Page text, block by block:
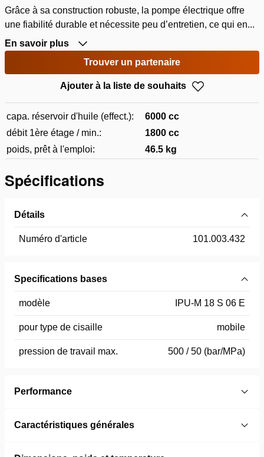
Grâce à sa construction robuste, la pompe électrique offre
une fiabilité durable et nécessite peu d’entretien, ce qui en...
En savoir plus
Trouver un partenaire
Ajouter à la liste de souhaits
capa. réservoir d'huile (effect.):
6000 cc
débit 1ère étage / min.:
1800 cc
poids, prêt à l'emploi:
46.5 kg
Spécifications
Détails
Numéro d'article 101.003.432
Specifications bases
modèle IPU-M 18 S 06 E
pour type de cisaille mobile
pression de travail max. 500 / 50 (bar/MPa)
Performance
Caractéristiques générales